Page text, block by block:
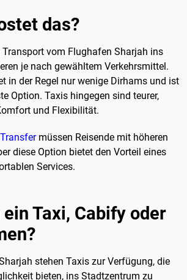
das?
Transport vom Flughafen Sharjah ins
je nach gewähltem Verkehrsmittel.
in der Regel nur wenige Dirhams und ist
Option. Taxis hingegen sind teurer,
und Flexibilität.
müssen Reisende mit höheren
diese Option bietet den Vorteil eines
Services.
ein Taxi, Cabify oder
stehen Taxis zur Verfügung, die
bieten, ins Stadtzentrum zu